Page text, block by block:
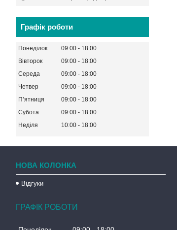
Графік роботи
Понеділок 09:00
18:00
Вівторок
09:00
18:00
Середа
09:00
18:00
Четвер
09:00
18:00
Пʼятниця
09:00
18:00
Субота
09:00
18:00
Неділя
10:00 18:00
НОВА КОЛОНКА
Відгуки
ГРАФІК РОБОТИ